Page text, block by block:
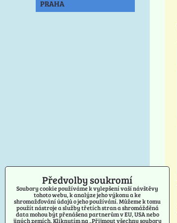
PRAHA
Předvolby soukromí
Soubory cookie používáme k vylepšení vaší návštěvy
tohoto webu, k analýze jeho výkonu a ke
shromažďování údajů o jeho používání. Můžeme k tomu
použít nástroje a služby třetích stran a shromážděná
data mohou být přenášena partnerům v EU, USA nebo
jiných zemích. Kliknutím na „Přijmout všechny soubory